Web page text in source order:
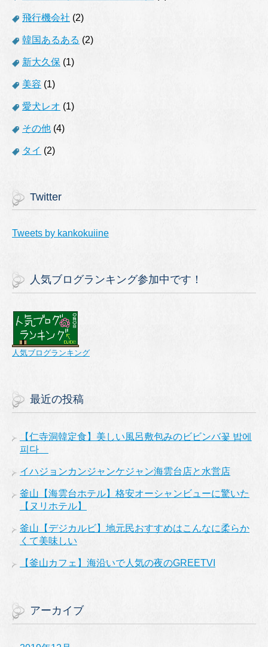
飛行機会社 (2)
韓国あるある (2)
新大久保 (1)
美容 (1)
愛犬レオ (1)
その他 (4)
タイ (2)
Twitter
Tweets by kankokuiine
人気ブログランキング参加中です！
人気ブログランキング
最近の投稿
【仁寺洞韓定食】美しい風呂敷包みのビビンバ꽃 밥에
피다
イハジョンカンジャンケジャン海雲台店と水営店
釜山【海雲台ホテル】格安オーシャンビューに驚いた
【ヌリホテル】
釜山【デジカルビ】地元民おすすめはこんなに柔らか
くて美味しい
【釜山カフェ】海沿いで人気の夜のGREETVI
アーカイブ